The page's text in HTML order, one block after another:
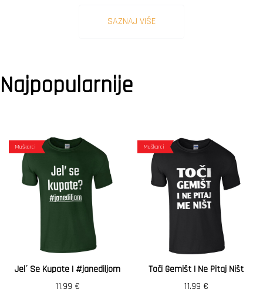
SAZNAJ VIŠE
Najpopularnije
Muškarci
Jel´ Se Kupate | #janediljom
11.99 €
Muškarci
Toči Gemišt I Ne Pitaj Ništ
11.99 €